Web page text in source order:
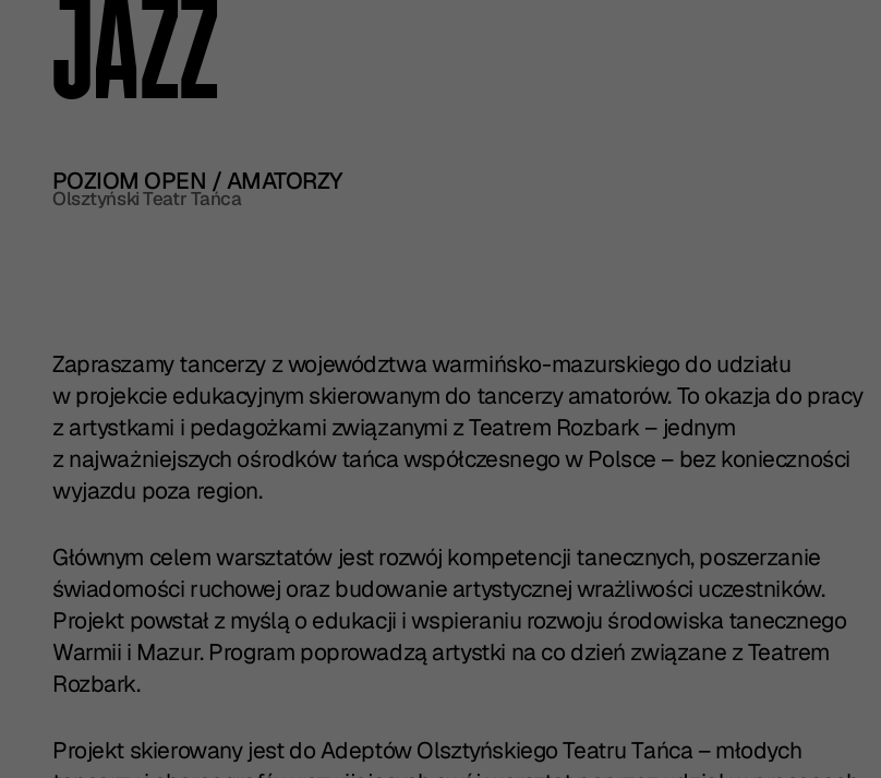
JAZZ
POZIOM OPEN / AMATORZY
Olsztyński Teatr Tańca
Zapraszamy tancerzy z województwa warmińsko-mazurskiego do udziału
w projekcie edukacyjnym skierowanym do tancerzy amatorów. To okazja do pracy
z artystkami i pedagożkami związanymi z Teatrem Rozbark – jednym
z najważniejszych ośrodków tańca współczesnego w Polsce – bez konieczności
wyjazdu poza region.
Głównym celem warsztatów jest rozwój kompetencji tanecznych, poszerzanie
świadomości ruchowej oraz budowanie artystycznej wrażliwości uczestników.
Projekt powstał z myślą o edukacji i wspieraniu rozwoju środowiska tanecznego
Warmii i Mazur. Program poprowadzą artystki na co dzień związane z Teatrem
Rozbark.
Projekt skierowany jest do Adeptów Olsztyńskiego Teatru Tańca – młodych